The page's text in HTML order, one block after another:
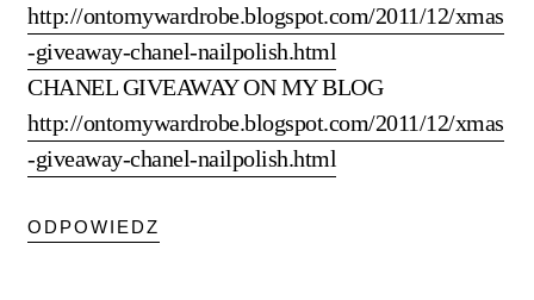
http://ontomywardrobe.blogspot.com/2011/12/xmas
-giveaway-chanel-nailpolish.html
CHANEL GIVEAWAY ON MY BLOG
http://ontomywardrobe.blogspot.com/2011/12/xmas
-giveaway-chanel-nailpolish.html
ODPOWIEDZ